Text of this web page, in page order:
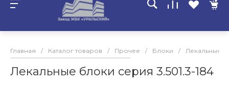
Главная / Каталог товаров / Прочее / Блоки / Лекальные
Лекальные блоки серия 3.501.3-184